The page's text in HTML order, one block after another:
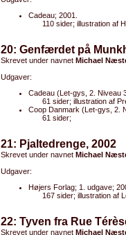
Cadeau; 2001.
110 sider; illustration af
20: Genfærdet på
Skrevet under navnet Michael
Udgaver:
Cadeau (Let-gys, 2. Niveau
61 sider; illustration af
Coop Danmark (Let-gys, 2.
61 sider;
21: Pjaltedrenge, 2002
Skrevet under navnet Michael
Udgaver:
Højers Forlag; 1. udgave;
167 sider; illustration af
22: Tyven fra Rue
Skrevet under navnet Michael